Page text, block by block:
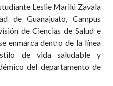
Leslie Marilú Zavala
de Guanajuato, Campus
de Ciencias de Salud e
enmarca dentro de la línea
de vida saludable y
del departamento de